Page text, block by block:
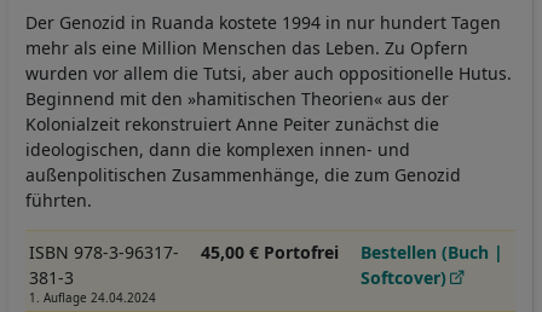
Der Genozid in Ruanda kostete 1994 in nur hundert Tagen
mehr als eine Million Menschen das Leben. Zu Opfern
wurden vor allem die Tutsi, aber auch oppositionelle Hutus.
Beginnend mit den »hamitischen Theorien« aus der
Kolonialzeit rekonstruiert Anne Peiter zunächst die
ideologischen, dann die komplexen innen- und
außenpolitischen Zusammenhänge, die zum Genozid
führten.
ISBN 978-3-96317-
381-3
1. Auflage 24.04.2024
45,00 € Portofrei
Bestellen (Buch |
Softcover)